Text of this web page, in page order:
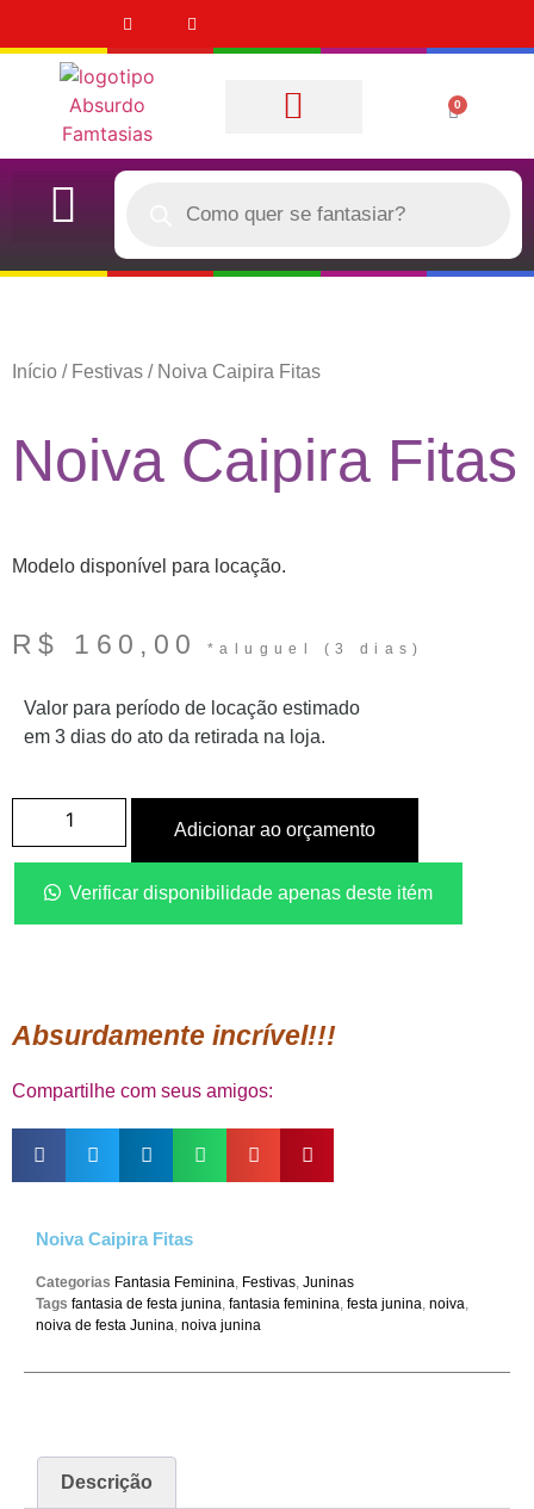
0
Início / Festivas / Noiva Caipira Fitas
Noiva Caipira Fitas
Modelo disponível para locação.
R$ 160,00
Valor para período de locação estimado
em 3 dias do ato da retirada na loja.
Adicionar ao orçamento
Verificar disponibilidade apenas deste itém
Absurdamente incrível!!!
Compartilhe com seus amigos:
Noiva Caipira Fitas
Categorias Fantasia Feminina, Festivas, Juninas
Tags fantasia de festa junina, fantasia feminina, festa junina, noiva,
noiva de festa Junina, noiva junina
Descrição